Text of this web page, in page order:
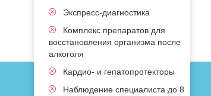
Экспресс-диагностика
Комплекс препаратов для
восстановления организма после
алкоголя
Кардио- и гепатопротекторы
Наблюдение специалиста до 8